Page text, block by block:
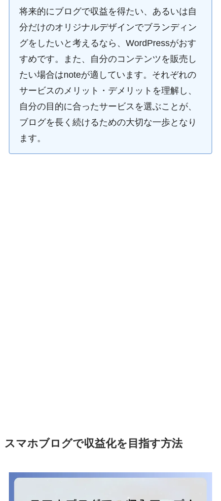
将来的にブログで収益を得たい、あるいは自
分だけのオリジナルデザインでブランディン
グをしたいと考えるなら、WordPressがおす
すめです。また、自分のコンテンツを販売し
たい場合はnoteが適しています。それぞれの
サービスのメリット・デメリットを理解し、
自分の目的に合ったサービスを選ぶことが、
ブログを長く続けるための大切な一歩となり
ます。
スマホブログで収益化を目指す方法